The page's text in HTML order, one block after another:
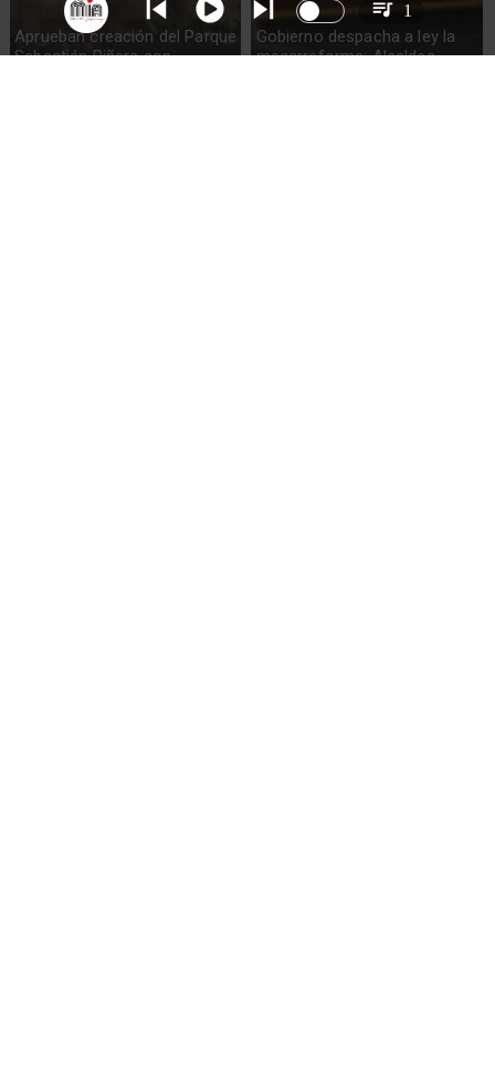
Aprueban creación del Parque
Sebastián Piñera con
Gobierno despacha a ley la
megarreforma: Alcaldes
1